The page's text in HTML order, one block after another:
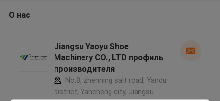
О нас
Jiangsu Yaoyu Shoe
Machinery CO., LTD профиль
производителя
No.8, zhenning salt road, Yandu
district, Yancheng city, Jiangsu